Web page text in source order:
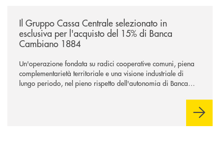
Il Gruppo Cassa Centrale selezionato in
esclusiva per l'acquisto del 15% di Banca
Cambiano 1884
Un'operazione fondata su radici cooperative comuni, piena
complementarietà territoriale e una visione industriale di
lungo periodo, nel pieno rispetto dell'autonomia di Banca
negoziazione esclusiva per la finalizzazione dell’operazione.